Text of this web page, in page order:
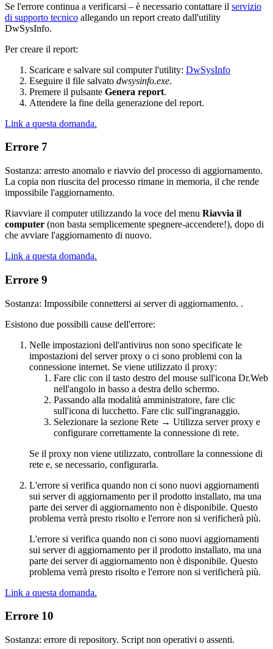
Se l'errore continua a verificarsi – è necessario contattare il servizio
di supporto tecnico allegando un report creato dall'utility
DwSysInfo.
Per creare il report:
Scaricare e salvare sul computer l'utility: DwSysInfo
Eseguire il file salvato dwsysinfo.exe.
Premere il pulsante Genera report.
Attendere la fine della generazione del report.
Link a questa domanda.
Errore 7
Sostanza: arresto anomalo e riavvio del processo di aggiornamento.
La copia non riuscita del processo rimane in memoria, il che rende
impossibile l'aggiornamento.
Riavviare il computer utilizzando la voce del menu Riavvia il
computer (non basta semplicemente spegnere-accendere!), dopo di
che avviare l'aggiornamento di nuovo.
Link a questa domanda.
Errore 9
Sostanza: Impossibile connettersi ai server di aggiornamento. .
Esistono due possibili cause dell'errore:
Nelle impostazioni dell'antivirus non sono specificate le
impostazioni del server proxy o ci sono problemi con la
connessione internet. Se viene utilizzato il proxy:
Fare clic con il tasto destro del mouse sull'icona Dr.Web
nell'angolo in basso a destra dello schermo.
Passando alla modalità amministratore, fare clic
sull'icona di lucchetto. Fare clic sull'ingranaggio.
Selezionare la sezione Rete → Utilizza server proxy e
configurare correttamente la connessione di rete.
Se il proxy non viene utilizzato, controllare la connessione di
rete e, se necessario, configurarla.
L'errore si verifica quando non ci sono nuovi aggiornamenti
sui server di aggiornamento per il prodotto installato, ma una
parte dei server di aggiornamento non è disponibile. Questo
problema verrà presto risolto e l'errore non si verificherà più.
L'errore si verifica quando non ci sono nuovi aggiornamenti
sui server di aggiornamento per il prodotto installato, ma una
parte dei server di aggiornamento non è disponibile. Questo
problema verrà presto risolto e l'errore non si verificherà più.
Link a questa domanda.
Errore 10
Sostanza: errore di repository. Script non operativi o assenti.